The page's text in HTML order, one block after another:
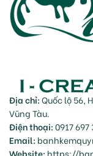
Địa chỉ:Quốc lộ 56,
Vũng Tàu.
Điện thoại:0917 697
Email:
Website: https://